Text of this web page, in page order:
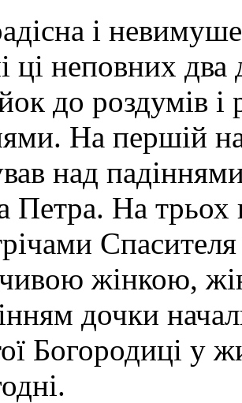
і
ці неповних
до роздумів
На першій
над
Петра. На
жінкою,
дочки
Богородиці у